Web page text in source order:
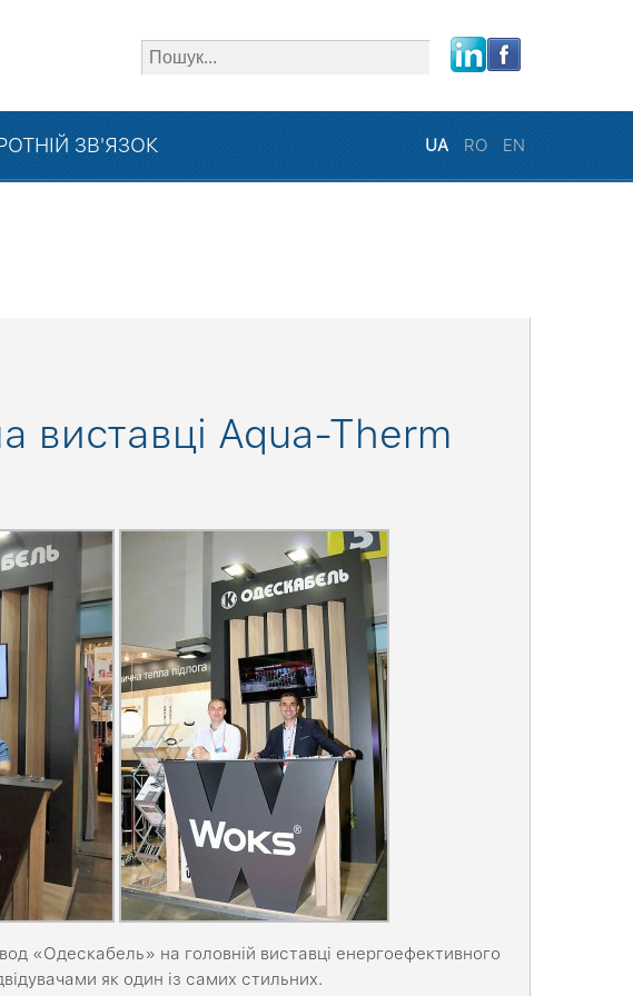
ЗВ'ЯЗОК UA RO EN
виставці Aqua-Therm
«Одескабель» на головній виставці енергоефективного
як один із самих стильних.
close